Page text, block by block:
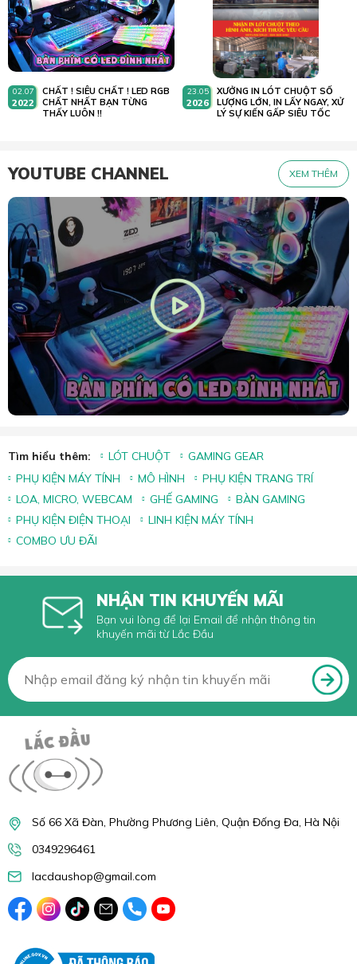
02.07
2022
CHẤT ! SIÊU CHẤT ! LED RGB
CHẤT NHẤT BẠN TỪNG
THẤY LUÔN !!
23.05
2026
XƯỞNG IN LÓT CHUỘT SỐ
LƯỢNG LỚN, IN LẤY NGAY, XỬ
LÝ SỰ KIẾN GẤP SIÊU TỐC
YOUTUBE CHANNEL XEM THÊM
Tìm hiểu thêm: LÓT CHUỘT
GAMING GEAR
PHỤ KIỆN MÁY TÍNH
MÔ HÌNH
PHỤ KIỆN TRANG TRÍ
LOA, MICRO, WEBCAM
GHẾ GAMING
BÀN GAMING
PHỤ KIỆN ĐIỆN THOẠI
LINH KIỆN MÁY TÍNH
COMBO ƯU ĐÃI
NHẬN TIN KHUYẾN MÃI
Bạn vui lòng để lại Email để nhận thông tin
khuyến mãi từ Lắc Đầu
Số 66 Xã Đàn, Phường Phương Liên, Quận Đống Đa, Hà Nội
0349296461
lacdaushop@gmail.com